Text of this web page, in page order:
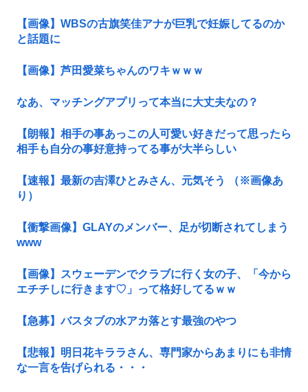
【画像】WBSの古旗笑佳アナが巨乳で妊娠してるのか
と話題に
【画像】芦田愛菜ちゃんのワキｗｗｗ
なあ、マッチングアプリって本当に大丈夫なの？
【朗報】相手の事あっこの人可愛い好きだって思ったら
相手も自分の事好意持ってる事が大半らしい
【速報】最新の吉澤ひとみさん、元気そう （※画像あ
り）
【衝撃画像】GLAYのメンバー、足が切断されてしまう
www
【画像】スウェーデンでクラブに行く女の子、「今から
エチチしに行きます♡」って格好してるｗｗ
【急募】バスタブの水アカ落とす最強のやつ
【悲報】明日花キララさん、専門家からあまりにも非情
な一言を告げられる・・・